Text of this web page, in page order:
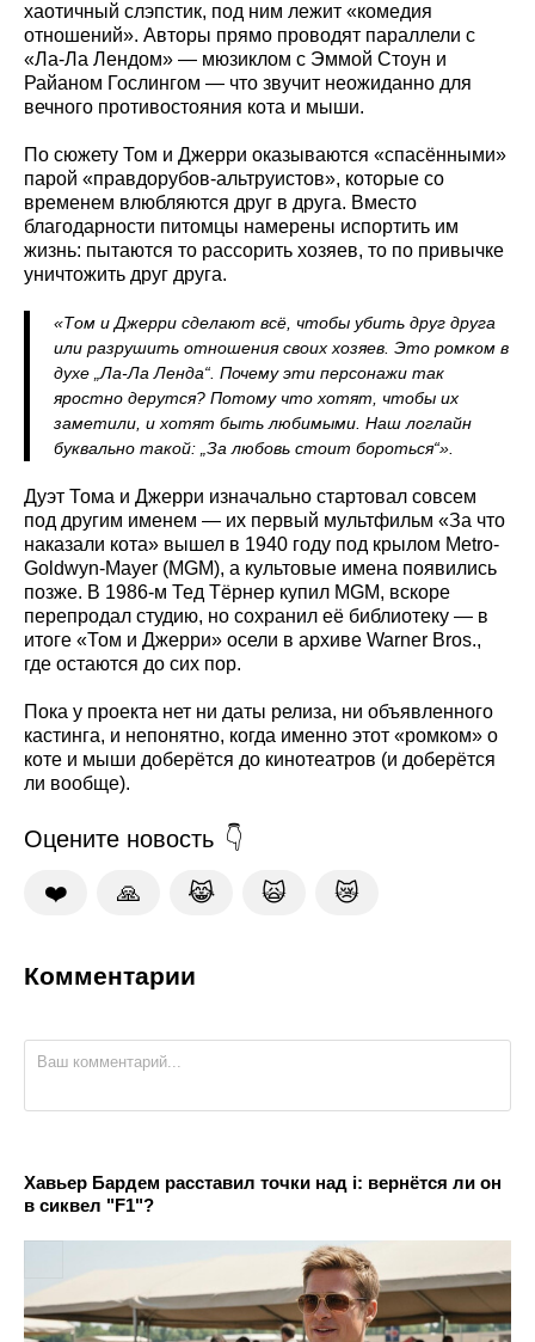
хаотичный слэпстик, под ним лежит «комедия
отношений». Авторы прямо проводят параллели с
«Ла-Ла Лендом» — мюзиклом с Эммой Стоун и
Райаном Гослингом — что звучит неожиданно для
вечного противостояния кота и мыши.
По сюжету Том и Джерри оказываются «спасёнными»
парой «правдорубов-альтруистов», которые со
временем влюбляются друг в друга. Вместо
благодарности питомцы намерены испортить им
жизнь: пытаются то рассорить хозяев, то по привычке
уничтожить друг друга.
«Том и Джерри сделают всё, чтобы убить друг друга
или разрушить отношения своих хозяев. Это ромком в
духе „Ла-Ла Ленда“. Почему эти персонажи так
яростно дерутся? Потому что хотят, чтобы их
заметили, и хотят быть любимыми. Наш логлайн
буквально такой: „За любовь стоит бороться“».
Дуэт Тома и Джерри изначально стартовал совсем
под другим именем — их первый мультфильм «За что
наказали кота» вышел в 1940 году под крылом Metro-
Goldwyn-Mayer (MGM), а культовые имена появились
позже. В 1986-м Тед Тёрнер купил MGM, вскоре
перепродал студию, но сохранил её библиотеку — в
итоге «Том и Джерри» осели в архиве Warner Bros.,
где остаются до сих пор.
Пока у проекта нет ни даты релиза, ни объявленного
кастинга, и непонятно, когда именно этот «ромком» о
коте и мыши доберётся до кинотеатров (и доберётся
ли вообще).
Оцените новость
❤️ 🙏 😹 🙀 😿
Комментарии
Хавьер Бардем расставил точки над i: вернётся ли он
в сиквел "F1"?